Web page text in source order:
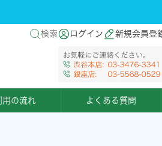
検索 ログイン 新規会員登
用の流れ よくある質問